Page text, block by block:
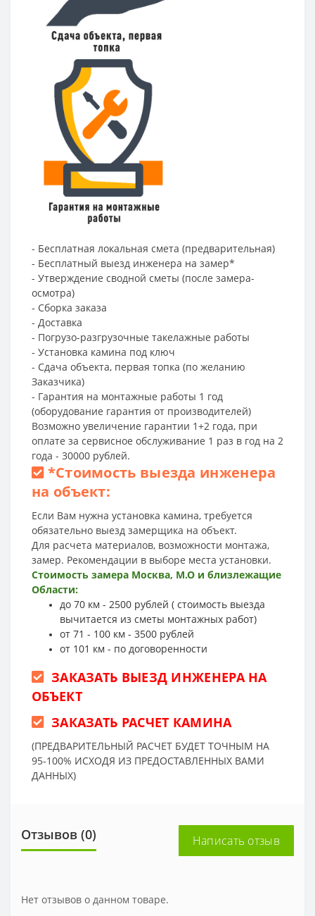
- Бесплатная локальная смета (предварительная)
- Бесплатный выезд инженера на замер*
- Утверждение сводной сметы (после замера-
осмотра)
- Сборка заказа
- Доставка
- Погрузо-разгрузочные такелажные работы
- Установка камина под ключ
- Сдача объекта, первая топка (по желанию
Заказчика)
- Гарантия на монтажные работы 1 год
(оборудование гарантия от производителей)
Возможно увеличение гарантии 1+2 года, при
оплате за сервисное обслуживание 1 раз в год на 2
года - 30000 рублей.
*Стоимость выезда инженера
на объект:
Если Вам нужна установка камина, требуется
обязательно выезд замерщика на объект.
Для расчета материалов, возможности монтажа,
замер. Рекомендации в выборе места установки.
Стоимость замера Москва, М.О и близлежащие
Области:
до 70 км - 2500 рублей ( стоимость выезда
вычитается из сметы монтажных работ)
от 71 - 100 км - 3500 рублей
от 101 км - по договоренности
ЗАКАЗАТЬ ВЫЕЗД ИНЖЕНЕРА НА
ОБЪЕКТ
ЗАКАЗАТЬ РАСЧЕТ КАМИНА
(ПРЕДВАРИТЕЛЬНЫЙ РАСЧЕТ БУДЕТ ТОЧНЫМ НА
95-100% ИСХОДЯ ИЗ ПРЕДОСТАВЛЕННЫХ ВАМИ
ДАННЫХ)
Отзывов (0) Написать отзыв
Нет отзывов о данном товаре.